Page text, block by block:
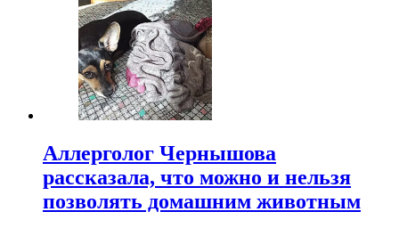
Аллерголог Чернышова
рассказала, что можно и нельзя
позволять домашним животным